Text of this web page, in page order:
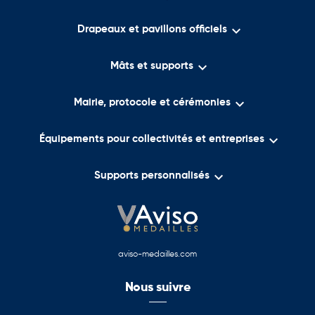
Des équipements adaptés à de nombreux
Les miroirs 90° intérieur peuvent être installés dans de nombreux
visibilité :
Drapeaux et pavillons officiels 
Mâts et supports 
Mairie, protocole et cérémonies 
Équipements pour collectivités et entreprises 
Supports personnalisés 
aviso-medailles.com
Nous suivre